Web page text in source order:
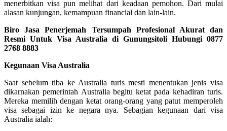
menerbitkan visa pun melihat dari keadaan pemohon. Dari mulai
alasan kunjungan, kemampuan financial dan lain-lain.
Biro Jasa Penerjemah Tersumpah Profesional Akurat dan
Resmi Untuk Visa Australia di Gunungsitoli Hubungi 0877
2768 8883
Kegunaan Visa Australia
Saat sebelum tiba ke Australia turis mesti menentukan jenis visa
dikarnakan pemerintah Australia begitu ketat pada kehadiran turis.
Mereka memilih dengan ketat orang-orang yang patut memperoleh
visa sebagai izin ke negara nya. Sebagian kegunaan dari visa
Australia ialah: